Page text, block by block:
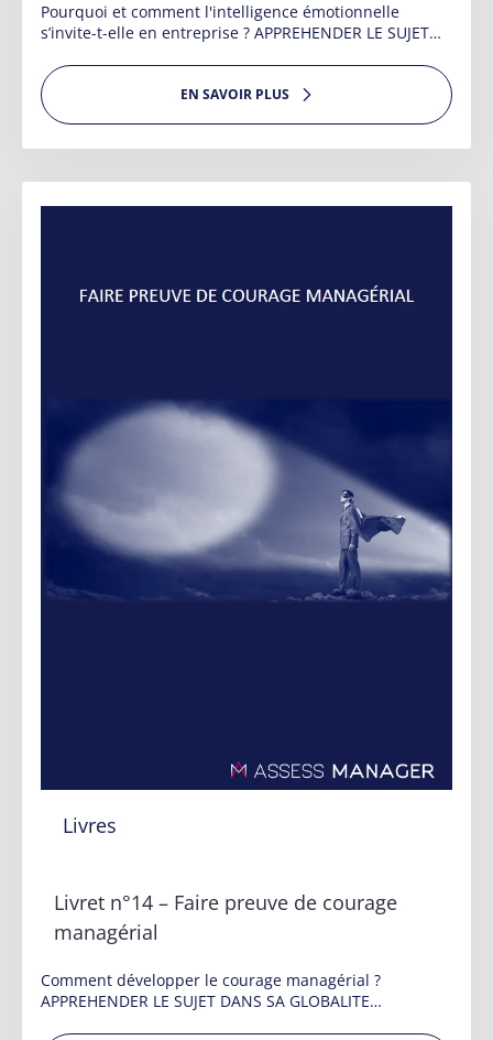
Pourquoi et comment l'intelligence émotionnelle
s’invite-t-elle en entreprise ? APPREHENDER LE SUJET…
EN SAVOIR PLUS
Livres
Livret n°14 – Faire preuve de courage
managérial
Comment développer le courage managérial ?
APPREHENDER LE SUJET DANS SA GLOBALITE…